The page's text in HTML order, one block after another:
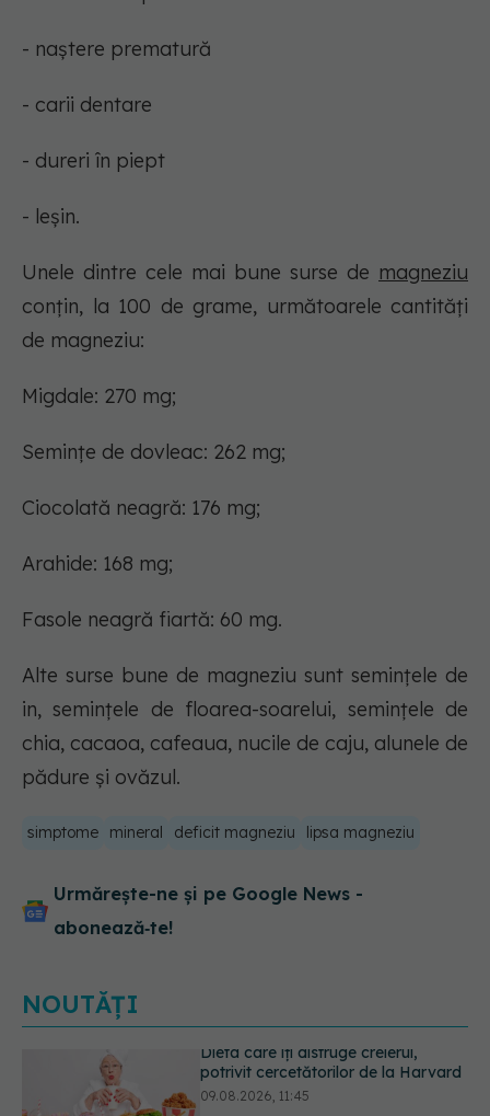
- naștere prematură
- carii dentare
- dureri în piept
- leșin.
Unele dintre cele mai bune surse de magneziu
conțin, la 100 de grame, următoarele cantități
de magneziu:
Migdale: 270 mg;
Semințe de dovleac: 262 mg;
Ciocolată neagră: 176 mg;
Arahide: 168 mg;
Fasole neagră fiartă: 60 mg.
Alte surse bune de magneziu sunt semințele de
in, semințele de floarea-soarelui, semințele de
chia, cacaoa, cafeaua, nucile de caju, alunele de
pădure și ovăzul.
simptome mineral deficit magneziu lipsa magneziu
Urmărește-ne și pe Google News -
abonează‑te!
NOUTĂȚI
Cum folosești uleiul esențial de
rozmarin pentru a opri căderea